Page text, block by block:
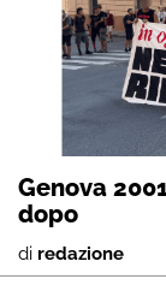
Genova
dopo
di redazione